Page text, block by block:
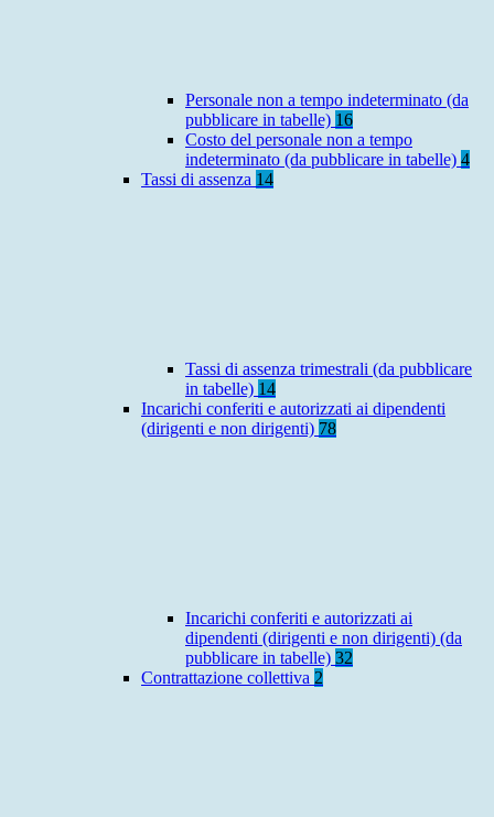
Personale non a tempo indeterminato (da
pubblicare in tabelle) 16
Costo del personale non a tempo
indeterminato (da pubblicare in tabelle) 4
Tassi di assenza 14
Tassi di assenza trimestrali (da pubblicare
in tabelle) 14
Incarichi conferiti e autorizzati ai dipendenti
(dirigenti e non dirigenti) 78
Incarichi conferiti e autorizzati ai
dipendenti (dirigenti e non dirigenti) (da
pubblicare in tabelle) 32
Contrattazione collettiva 2